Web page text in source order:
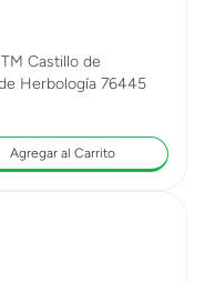
Castillo de
Herbología 76445
Agregar al Carrito